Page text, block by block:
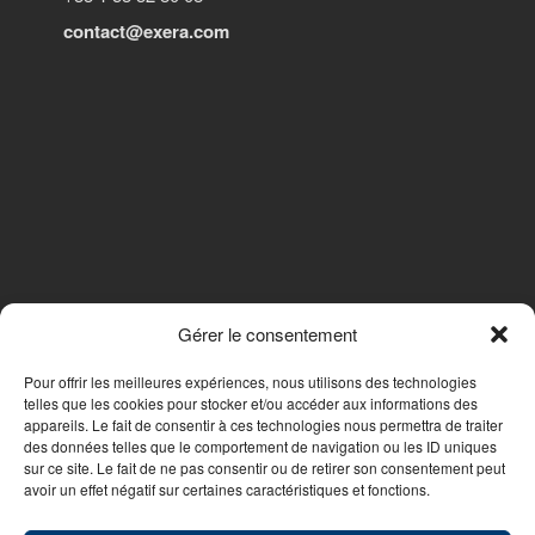
Gérer le consentement
Pour offrir les meilleures expériences, nous utilisons des technologies
telles que les cookies pour stocker et/ou accéder aux informations des
appareils. Le fait de consentir à ces technologies nous permettra de traiter
des données telles que le comportement de navigation ou les ID uniques
sur ce site. Le fait de ne pas consentir ou de retirer son consentement peut
avoir un effet négatif sur certaines caractéristiques et fonctions.
contact@exera.com
Nous contacter
© 2026 - WebDesign PFS Concept Toulon|Mentions légales|